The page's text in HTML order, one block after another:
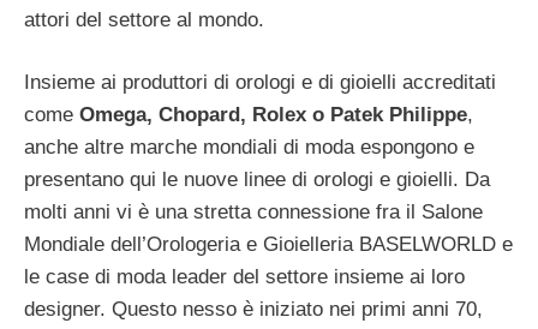
attori del settore al mondo.
Insieme ai produttori di orologi e di gioielli accreditati
come Omega, Chopard, Rolex o Patek Philippe,
anche altre marche mondiali di moda espongono e
presentano qui le nuove linee di orologi e gioielli. Da
molti anni vi è una stretta connessione fra il Salone
Mondiale dell’Orologeria e Gioielleria BASELWORLD e
le case di moda leader del settore insieme ai loro
designer. Questo nesso è iniziato nei primi anni 70,